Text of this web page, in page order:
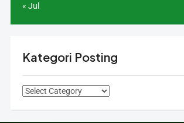
« Jul
Kategori Posting